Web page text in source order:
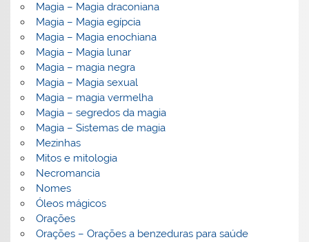
Magia – Magia draconiana
Magia – Magia egípcia
Magia – Magia enochiana
Magia – Magia lunar
Magia – magia negra
Magia – Magia sexual
Magia – magia vermelha
Magia – segredos da magia
Magia – Sistemas de magia
Mezinhas
Mitos e mitologia
Necromancia
Nomes
Óleos mágicos
Orações
Orações – Orações a benzeduras para saúde